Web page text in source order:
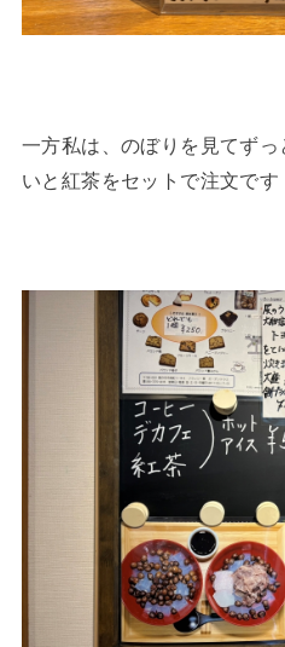
一方私は、のぼりを見てず
いと紅茶をセットで注文です